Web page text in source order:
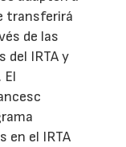
transferirá
de las
del IRTA y
El
en el IRTA